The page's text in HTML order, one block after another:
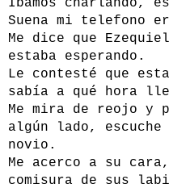
Ibamos charlando,
Suena mi telefono
Me dice que
estaba esperando.
Le contesté que
sabía a qué hora
Me mira de reojo y
algún lado,
novio.
Me acerco a su
comisura de sus